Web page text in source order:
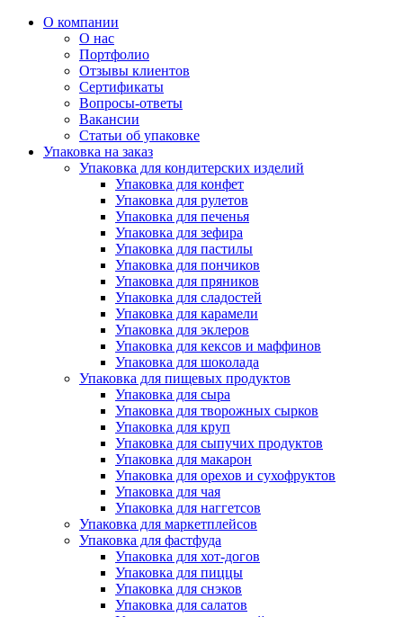
О компании
О нас
Портфолио
Отзывы клиентов
Сертификаты
Вопросы-ответы
Вакансии
Статьи об упаковке
Упаковка на заказ
Упаковка для кондитерских изделий
Упаковка для конфет
Упаковка для рулетов
Упаковка для печенья
Упаковка для зефира
Упаковка для пастилы
Упаковка для пончиков
Упаковка для пряников
Упаковка для сладостей
Упаковка для карамели
Упаковка для эклеров
Упаковка для кексов и маффинов
Упаковка для шоколада
Упаковка для пищевых продуктов
Упаковка для сыра
Упаковка для творожных сырков
Упаковка для круп
Упаковка для сыпучих продуктов
Упаковка для макарон
Упаковка для орехов и сухофруктов
Упаковка для чая
Упаковка для наггетсов
Упаковка для маркетплейсов
Упаковка для фастфуда
Упаковка для хот-догов
Упаковка для пиццы
Упаковка для снэков
Упаковка для салатов